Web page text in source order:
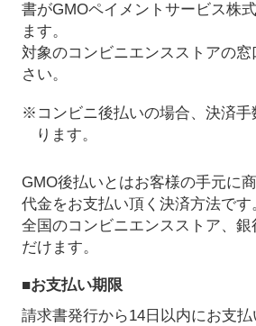
書がGMOペイメントサービス株
ます。
対象のコンビニエンスストアの
さい。
※コンビニ後払いの場合、決済手
ります。
GMO後払いとはお客様の手元に
代金をお支払い頂く決済方法です
全国のコンビニエンスストア、銀
だけます。
■お支払い期限
請求書発行から14日以内にお支